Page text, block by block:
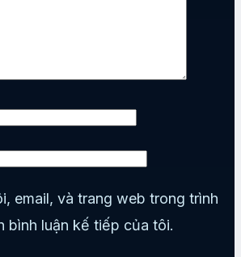
email, và trang web trong trình
bình luận kế tiếp của tôi.